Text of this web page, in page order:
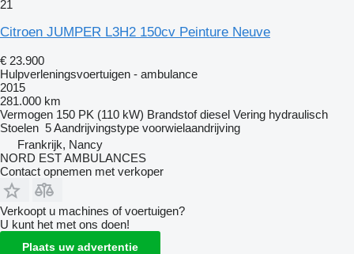
21
Citroen JUMPER L3H2 150cv Peinture Neuve
€ 23.900
Hulpverleningsvoertuigen - ambulance
2015
281.000 km
Vermogen 150 PK (110 kW) Brandstof diesel Vering hydraulisch
Stoelen 5Aandrijvingstype voorwielaandrijving
Frankrijk, Nancy
NORD EST AMBULANCES
Contact opnemen met verkoper
Verkoopt u machines of voertuigen?
U kunt het met ons doen!
Plaats uw advertentie